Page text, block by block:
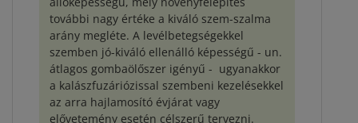
további nagy értéke a kiváló szem-szalma
arány megléte. A levélbetegségekkel
szemben jó-kiváló ellenálló képességű - un.
átlagos gombaölőszer igényű - ugyanakkor
a kalászfuzáriózissal szembeni kezelésekkel
az arra hajlamosító évjárat vagy
elővetemény esetén célszerű tervezni.